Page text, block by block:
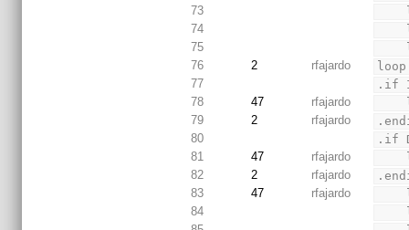
73
74
75
76
2 rfajardo
77
.if
78
47 rfajardo
79
2 rfajardo
80
.if
81
47 rfajardo
82
2 rfajardo
83
47 rfajardo
84